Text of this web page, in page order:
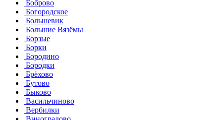
Боброво
Богородское
Большевик
Большие Вязёмы
Борзые
Борки
Бородино
Бородки
Брёхово
Бутово
Быково
Васильчиново
Вербилки